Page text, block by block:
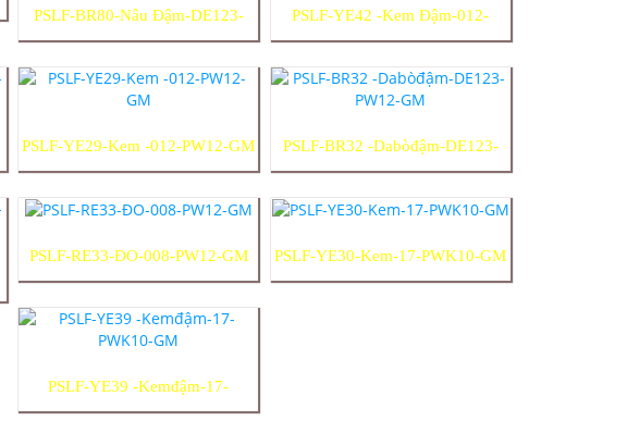
PSLF-BR80-Nâu Đậm-DE123-
PWK13-GM
PSLF-YE42 -Kem Đậm-012-
PW12-GM
PSLF-YE29-Kem -012-PW12-GM
PSLF-BR32 -Dabòđậm-DE123-
PW12-GM
PSLF-RE33-ĐO-008-PW12-GM PSLF-YE30-Kem-17-PWK10-GM
PSLF-YE39 -Kemđậm-17-
PWK10-GM